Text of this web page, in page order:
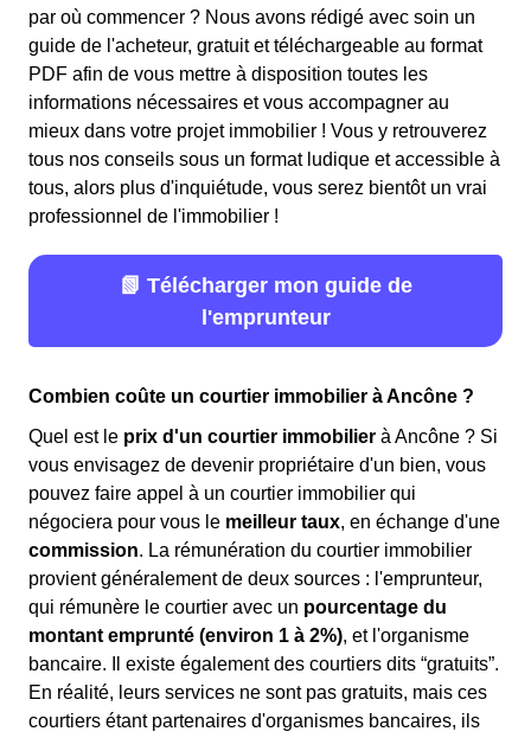
par où commencer ? Nous avons rédigé avec soin un
guide de l'acheteur, gratuit et téléchargeable au format
PDF afin de vous mettre à disposition toutes les
informations nécessaires et vous accompagner au
mieux dans votre projet immobilier ! Vous y retrouverez
tous nos conseils sous un format ludique et accessible à
tous, alors plus d'inquiétude, vous serez bientôt un vrai
professionnel de l'immobilier !
📗 Télécharger mon guide de
l'emprunteur
Combien coûte un courtier immobilier à Ancône ?
Quel est le prix d'un courtier immobilier à Ancône ? Si
vous envisagez de devenir propriétaire d'un bien, vous
pouvez faire appel à un courtier immobilier qui
négociera pour vous le meilleur taux, en échange d'une
commission. La rémunération du courtier immobilier
provient généralement de deux sources : l'emprunteur,
qui rémunère le courtier avec un pourcentage du
montant emprunté (environ 1 à 2%), et l'organisme
bancaire. Il existe également des courtiers dits “gratuits”.
En réalité, leurs services ne sont pas gratuits, mais ces
courtiers étant partenaires d'organismes bancaires, ils